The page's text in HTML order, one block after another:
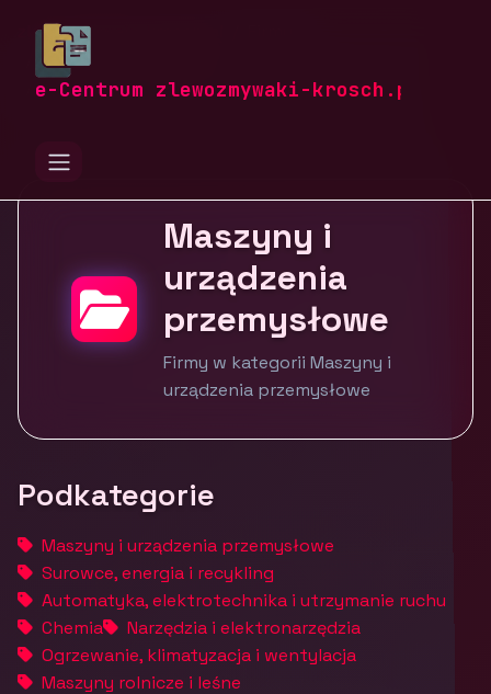
e-Centrum zlewozmywaki-krosch.pl
zlewozmywaki-krosch.pl
Przemysł i produkcja
Maszyny i urządzenia przemysłowe
Maszyny i
urządzenia
przemysłowe
Firmy w kategorii Maszyny i
urządzenia przemysłowe
Podkategorie
Maszyny i urządzenia przemysłowe
Surowce, energia i recykling
Automatyka, elektrotechnika i utrzymanie ruchu
Chemia
Narzędzia i elektronarzędzia
Ogrzewanie, klimatyzacja i wentylacja
Maszyny rolnicze i leśne